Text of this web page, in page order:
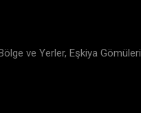
ve Yerler, Eşkiya Gömüleri